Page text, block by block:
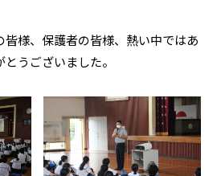
様、保護者の皆様、熱い中ではあ
うございました。